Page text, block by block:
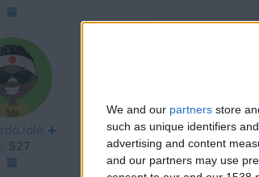
We and our partners store
such as unique identifiers
advertising and content
and our partners may use